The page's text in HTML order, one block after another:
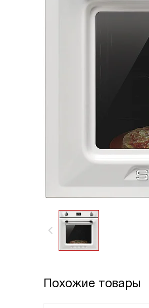
Похожие товары